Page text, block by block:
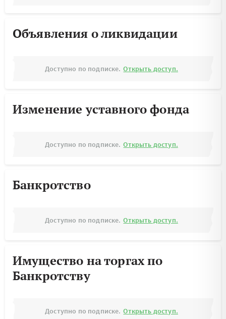
Объявления о ликвидации
Доступно по подписке. Открыть доступ.
Изменение уставного фонда
Доступно по подписке. Открыть доступ.
Банкротство
Доступно по подписке. Открыть доступ.
Имущество на торгах по
Банкротству
Доступно по подписке. Открыть доступ.